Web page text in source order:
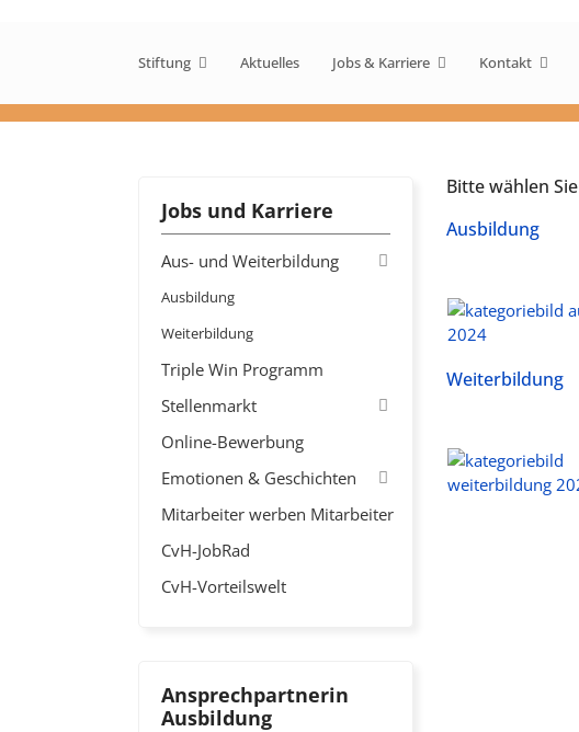
Stiftung Aktuelles Jobs & Karriere Kontakt
Jobs und Karriere
Aus- und Weiterbildung
Ausbildung
Weiterbildung
Triple Win Programm
Stellenmarkt
Online-Bewerbung
Emotionen & Geschichten
Mitarbeiter werben Mitarbeiter
CvH-JobRad
CvH-Vorteilswelt
Ansprechpartnerin
Ausbildung
Bitte wählen Sie
Ausbildung
Weiterbildung